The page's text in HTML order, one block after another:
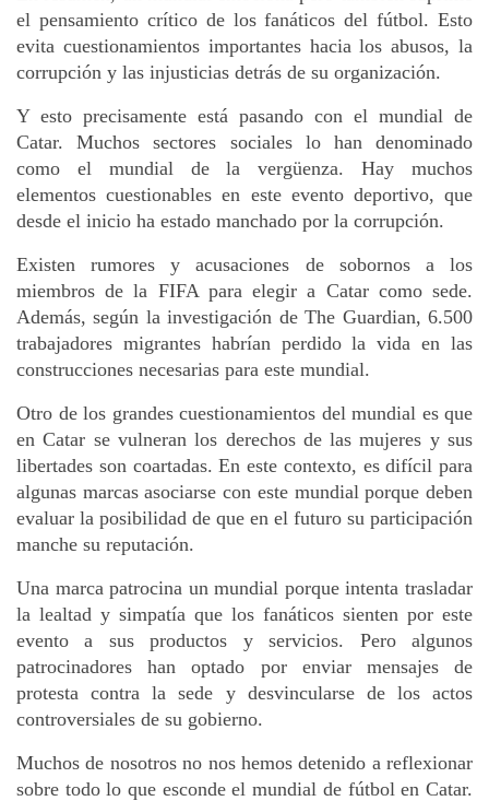
el pensamiento crítico de los fanáticos del fútbol. Esto
evita cuestionamientos importantes hacia los abusos, la
corrupción y las injusticias detrás de su organización.
Y esto precisamente está pasando con el mundial de
Catar. Muchos sectores sociales lo han denominado
como el mundial de la vergüenza. Hay muchos
elementos cuestionables en este evento deportivo, que
desde el inicio ha estado manchado por la corrupción.
Existen rumores y acusaciones de sobornos a los
miembros de la FIFA para elegir a Catar como sede.
Además, según la investigación de The Guardian, 6.500
trabajadores migrantes habrían perdido la vida en las
construcciones necesarias para este mundial.
Otro de los grandes cuestionamientos del mundial es que
en Catar se vulneran los derechos de las mujeres y sus
libertades son coartadas. En este contexto, es difícil para
algunas marcas asociarse con este mundial porque deben
evaluar la posibilidad de que en el futuro su participación
manche su reputación.
Una marca patrocina un mundial porque intenta trasladar
la lealtad y simpatía que los fanáticos sienten por este
evento a sus productos y servicios. Pero algunos
patrocinadores han optado por enviar mensajes de
protesta contra la sede y desvincularse de los actos
controversiales de su gobierno.
Muchos de nosotros no nos hemos detenido a reflexionar
sobre todo lo que esconde el mundial de fútbol en Catar.